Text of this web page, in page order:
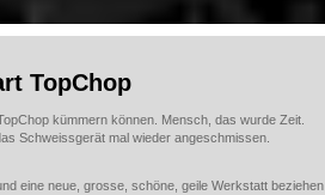
TopChop
kümmern können. Mensch, das wurde Zeit.
Schweissgerät mal wieder angeschmissen.
und eine neue, grosse, schöne, geile Werkstatt beziehen